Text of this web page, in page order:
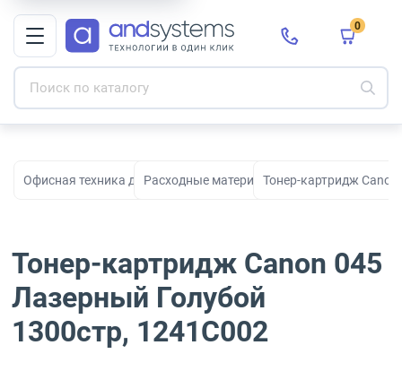
0
Офисная техника для печати, сканирования и
Расходные материалы для принтеров и
Тонер-картридж
Тонер-картридж Canon 045
Лазерный Голубой
1300стр, 1241C002